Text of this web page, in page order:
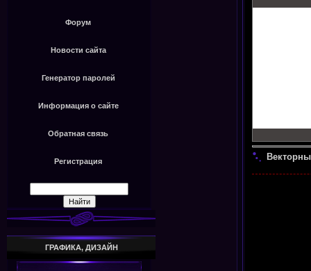
Форум
Новости сайта
Генератор паролей
Информация о сайте
Обратная связь
Регистрация
ГРАФИКА, ДИЗАЙН